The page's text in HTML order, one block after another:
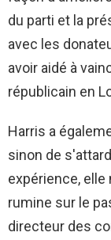
du parti et la
avec les
avoir aidé à
républicain en
Harris a
sinon de
expérience, elle
rumine sur le
directeur des